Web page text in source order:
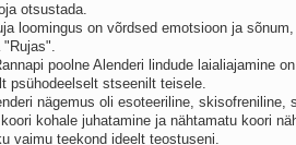
otsustada.
loomingus on võrdsed emotsioon ja
"Rujas".
poolne Alenderi lindude laialiajamine
psühodeelselt stseenilt teisele.
nägemus oli esoteeriline, skisofreniline,
kohale juhatamine ja nähtamatu koori
vaimu teekond ideelt teostuseni.